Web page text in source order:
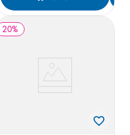
20%